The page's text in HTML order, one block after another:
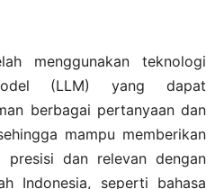
menggunakan teknologi
(LLM) yang dapat
berbagai pertanyaan dan
mampu memberikan
presisi dan relevan dengan
Indonesia, seperti bahasa